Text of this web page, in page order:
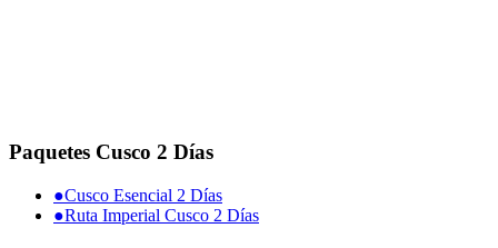
Paquetes Cusco 2 Días
●Cusco Esencial 2 Días
●Ruta Imperial Cusco 2 Días